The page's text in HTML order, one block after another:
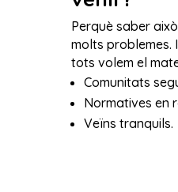
Perquè saber
molts problemes.
tots volem el
Comunitats
Normatives en
Veïns tranquils.